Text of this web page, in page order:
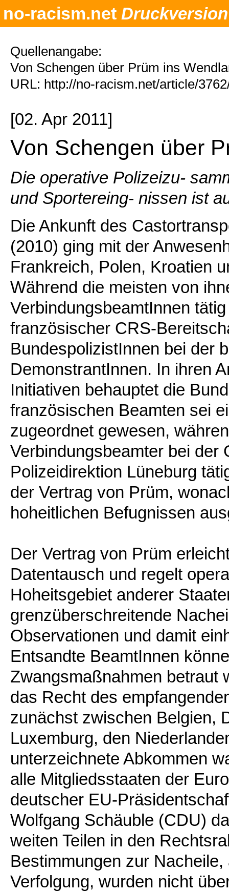
no-racism.net Druckversion
Quellenangabe:
Von Schengen über Prüm ins
URL: http://no-racism.net/article/
[02. Apr 2011]
Von Schengen über
Die operative Polizeizu-
und Sportereing- nissen ist
Die Ankunft des
(2010) ging mit der
Frankreich, Polen, Kroatien
Während die meisten von
VerbindungsbeamtInnen
französischer CRS-
BundespolizistInnen bei der
DemonstrantInnen. In ihren
Initiativen behauptet die
französischen Beamten sei
zugeordnet gewesen,
Verbindungsbeamter bei der
Polizeidirektion Lüneburg
der Vertrag von Prüm,
hoheitlichen Befugnissen
Der Vertrag von Prüm
Datentausch und regelt
Hoheitsgebiet anderer
grenzüberschreitende
Observationen und damit
Entsandte BeamtInnen
Zwangsmaßnahmen betraut
das Recht des
zunächst zwischen Belgien,
Luxemburg, den
unterzeichnete Abkommen
alle Mitgliedsstaaten der
deutscher EU-
Wolfgang Schäuble (CDU)
weiten Teilen in den
Bestimmungen zur
Verfolgung, wurden nicht